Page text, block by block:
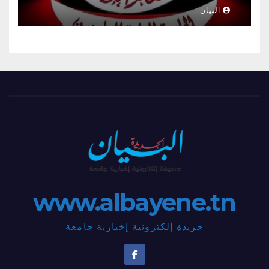
البيان
www.albayene.tn
جريدة إلكترونية إخبارية جامعة